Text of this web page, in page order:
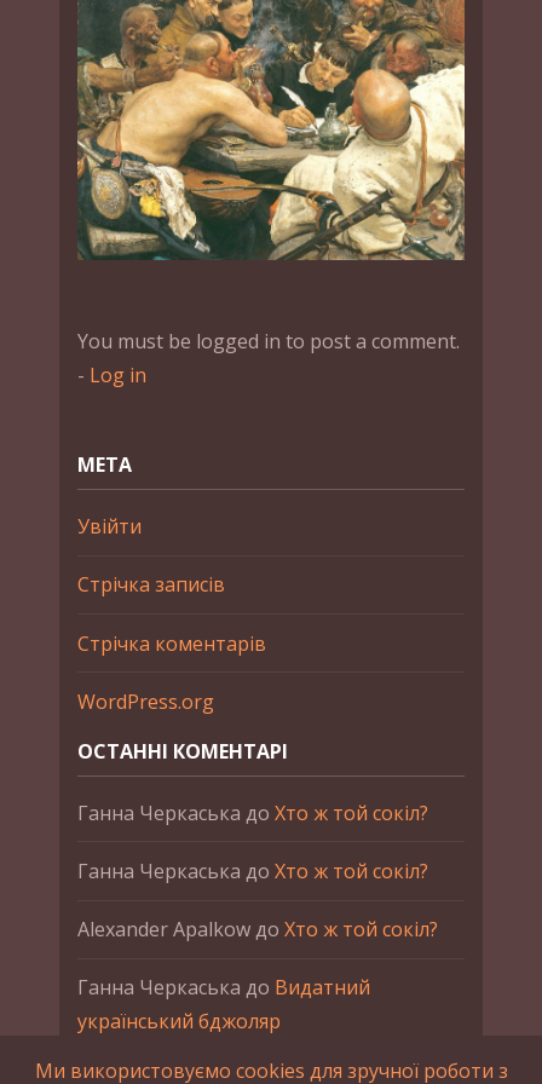
You must be logged in to post a comment.
- Log in
МЕТА
Увійти
Стрічка записів
Стрічка коментарів
WordPress.org
ОСТАННІ КОМЕНТАРІ
Ганна Черкаська до Хто ж той сокіл?
Ганна Черкаська до Хто ж той сокіл?
Alexander Apalkowдо Хто ж той сокіл?
Ганна Черкаська до Видатний
український бджоляр
Ми використовуємо cookies для зручної роботи з